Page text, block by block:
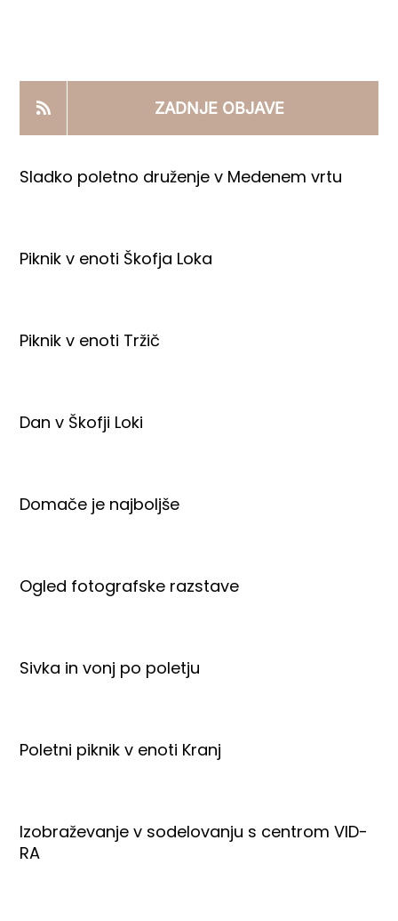
PRODAJNI IZDELKI
AKTUALNO
ZADNJE OBJAVE
Sladko poletno druženje v Medenem vrtu
Piknik v enoti Škofja Loka
Piknik v enoti Tržič
Dan v Škofji Loki
Domače je najboljše
Ogled fotografske razstave
Sivka in vonj po poletju
Poletni piknik v enoti Kranj
Izobraževanje v sodelovanju s centrom VID-
RA